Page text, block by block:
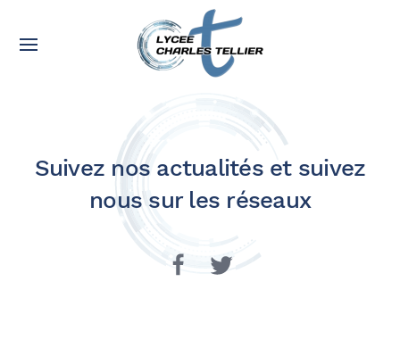
Suivez nos actualités et suivez
nous sur les réseaux